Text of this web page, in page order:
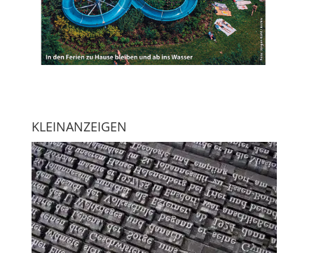
KLEINANZEIGEN